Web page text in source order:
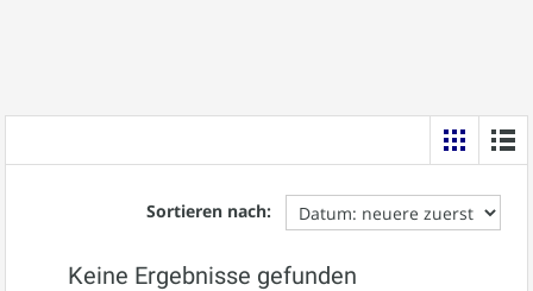
Sortieren nach:
Keine Ergebnisse gefunden